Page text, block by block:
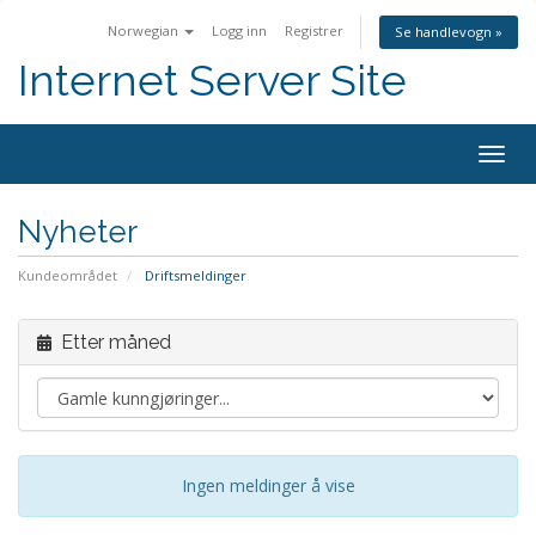
Norwegian Logg inn Registrer Se handlevogn »
Internet Server Site
Nyheter
Kundeområdet Driftsmeldinger
Etter måned
Ingen meldinger å vise